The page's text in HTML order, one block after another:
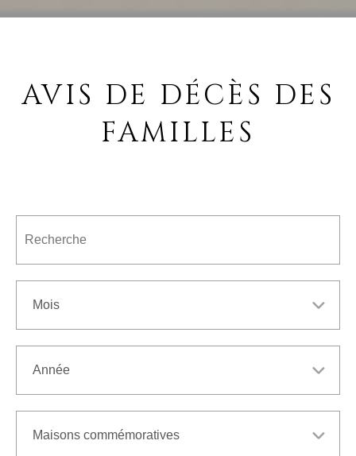
AVIS DE DÉCÈS DES
FAMILLES